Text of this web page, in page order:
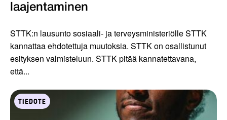
laajentaminen
STTK:n lausunto sosiaali- ja terveysministeriölle STTK
kannattaa ehdotettuja muutoksia. STTK on osallistunut
esityksen valmisteluun. STTK pitää kannatettavana,
että...
TIEDOTE